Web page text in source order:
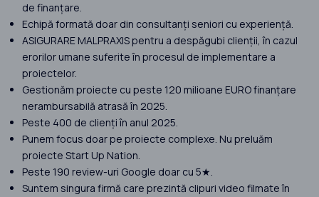
de finanțare.
Echipă formată doar din consultanți seniori cu experiență.
ASIGURARE MALPRAXIS pentru a despăgubi clienții, în cazul
erorilor umane suferite în procesul de implementare a
proiectelor.
Gestionăm proiecte cu peste 120 milioane EURO finanțare
nerambursabilă atrasă în 2025.
Peste 400 de clienți în anul 2025.
Punem focus doar pe proiecte complexe. Nu preluăm
proiecte Start Up Nation.
Peste 190 review-uri Google doar cu 5★.
Suntem singura firmă care prezintă clipuri video filmate în